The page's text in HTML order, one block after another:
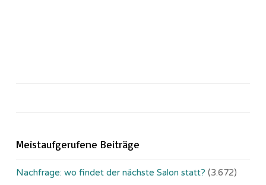
Meistaufgerufene Beiträge
Nachfrage: wo findet der nächste Salon statt? (3.672)